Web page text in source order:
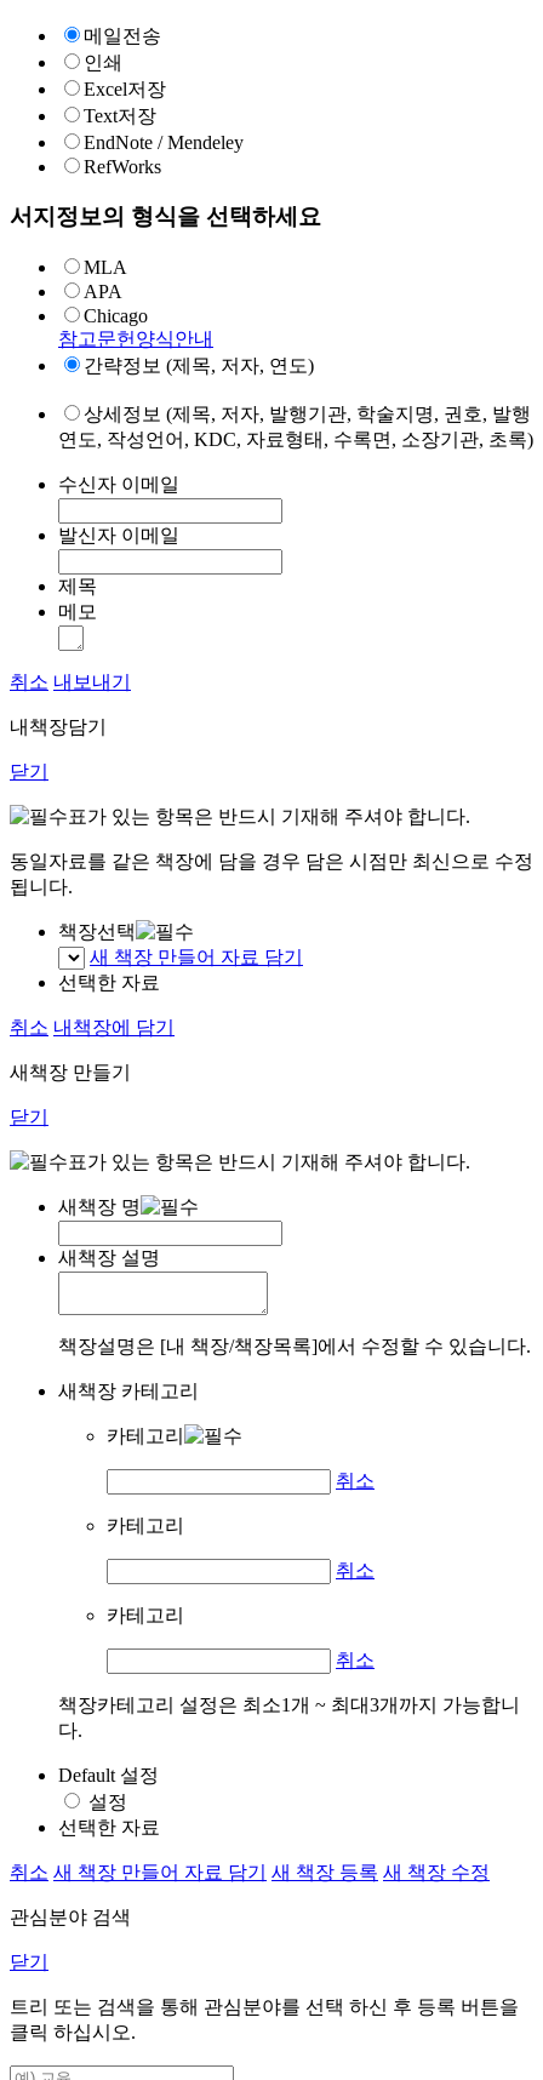
메일전송
인쇄
Excel저장
Text저장
EndNote / Mendeley
RefWorks
서지정보의 형식을 선택하세요
MLA
APA
Chicago
참고문헌양식안내
간략정보 (제목, 저자, 연도)
상세정보 (제목, 저자, 발행기관, 학술지명, 권호, 발행
연도, 작성언어, KDC, 자료형태, 수록면, 소장기관, 초록)
수신자 이메일
발신자 이메일
제목
메모
취소 내보내기
내책장담기
닫기
표가 있는 항목은 반드시 기재해 주셔야 합니다.
동일자료를 같은 책장에 담을 경우 담은 시점만 최신으로 수정
됩니다.
책장선택
새 책장 만들어 자료 담기
선택한 자료
취소 내책장에 담기
새책장 만들기
닫기
표가 있는 항목은 반드시 기재해 주셔야 합니다.
새책장 명
새책장 설명
책장설명은 [내 책장/책장목록]에서 수정할 수 있습니다.
새책장 카테고리
카테고리
취소
카테고리
취소
카테고리
취소
책장카테고리 설정은 최소1개 ~ 최대3개까지 가능합니
다.
Default 설정
설정
선택한 자료
취소 새 책장 만들어 자료 담기 새 책장 등록 새 책장 수정
관심분야 검색
닫기
트리 또는 검색을 통해 관심분야를 선택 하신 후 등록 버튼을
클릭 하십시오.